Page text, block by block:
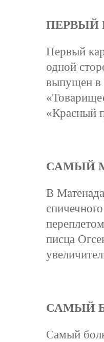
ПЕРВЫЙ
Первый
одной
выпущен в
«Красный
САМЫЙ
В
писца
САМЫЙ
Самый